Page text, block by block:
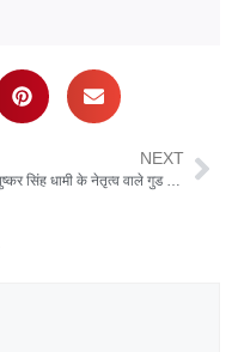
NEXT